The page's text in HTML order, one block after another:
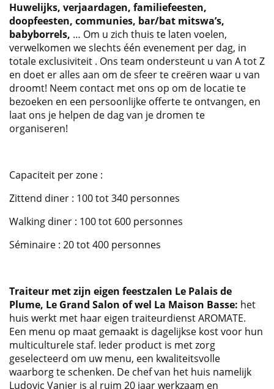
Huwelijks, verjaardagen, familiefeesten,
doopfeesten, communies, bar/bat mitswa’s,
babyborrels, … Om u zich thuis te laten voelen,
verwelkomen we slechts één evenement per dag, in
totale exclusiviteit . Ons team ondersteunt u van A tot Z
en doet er alles aan om de sfeer te creëren waar u van
droomt! Neem contact met ons op om de locatie te
bezoeken en een persoonlijke offerte te ontvangen, en
laat ons je helpen de dag van je dromen te
organiseren!
Capaciteit per zone :
Zittend diner : 100 tot 340 personnes
Walking diner : 100 tot 600 personnes
Séminaire : 20 tot 400 personnes
Traiteur met zijn eigen feestzalen Le Palais de
Plume, Le Grand Salon of wel La Maison Basse: het
huis werkt met haar eigen traiteurdienst AROMATE.
Een menu op maat gemaakt is dagelijkse kost voor hun
multiculturele staf. Ieder product is met zorg
geselecteerd om uw menu, een kwaliteitsvolle
waarborg te schenken. De chef van het huis namelijk
Ludovic Vanier is al ruim 20 jaar werkzaam en